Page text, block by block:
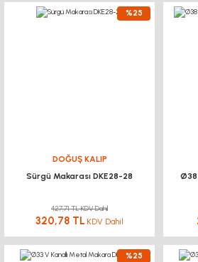
%25
DOĞUŞ KALIP
Sürgü Makarası DKE28-28
427,71 TL KDV Dahil
320,78 TL KDV Dahil
Ø38
%25